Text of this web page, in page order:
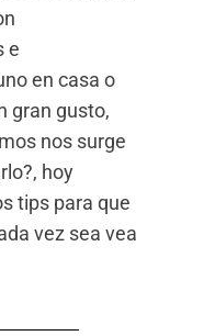
e
en casa o
gran gusto,
nos surge
hoy
tips para que
vez sea vea